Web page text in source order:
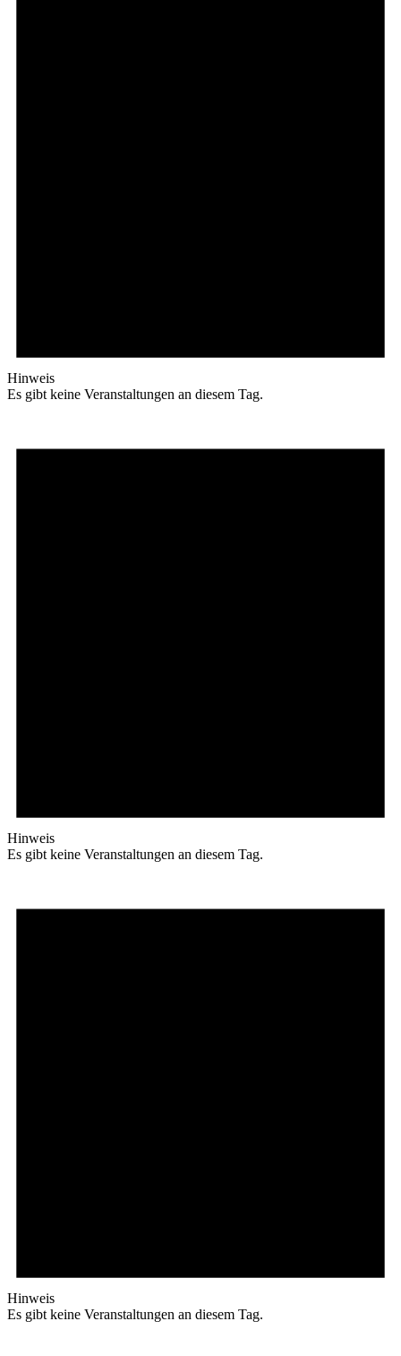
Hinweis
Es gibt keine Veranstaltungen an diesem Tag.
Hinweis
Es gibt keine Veranstaltungen an diesem Tag.
Hinweis
Es gibt keine Veranstaltungen an diesem Tag.